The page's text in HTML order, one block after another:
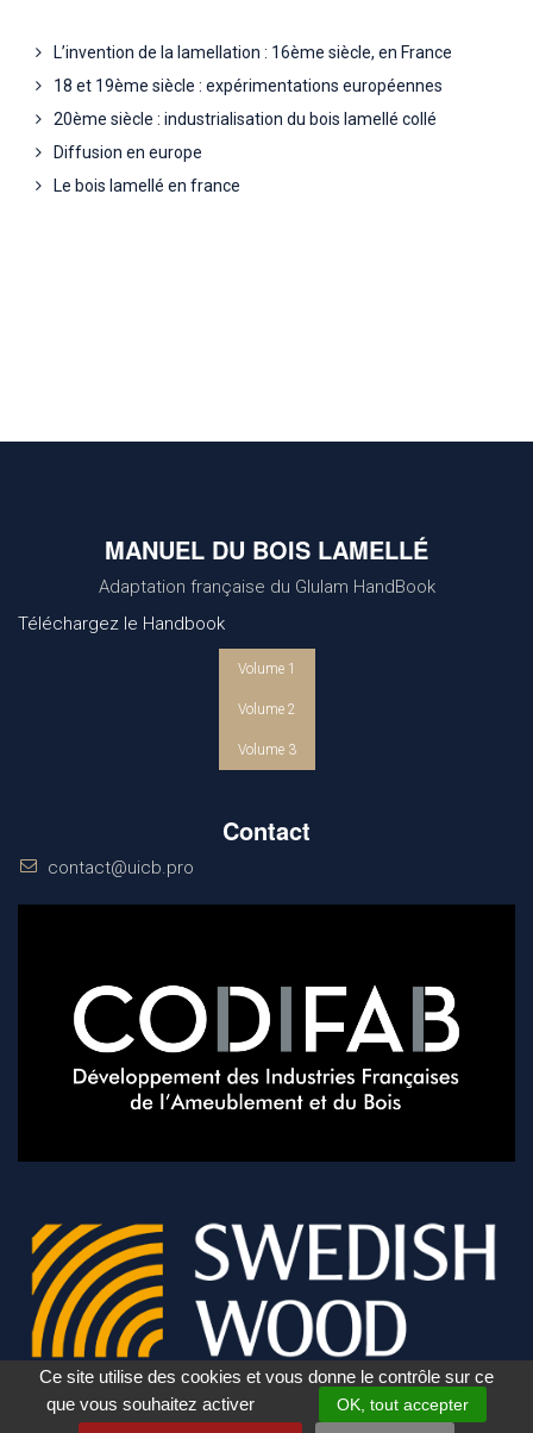
L’invention de la lamellation : 16ème siècle, en France
18 et 19ème siècle : expérimentations européennes
20ème siècle : industrialisation du bois lamellé collé
Diffusion en europe
Le bois lamellé en france
MANUEL DU BOIS LAMELLÉ
Adaptation française du Glulam HandBook
Téléchargez le Handbook
Volume 1
Volume 2
Volume 3
Contact
contact@uicb.pro
Ce site utilise des cookies et vous donne le contrôle sur ce
que vous souhaitez activer
OK, tout accepter